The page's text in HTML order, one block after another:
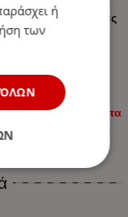
με τις τρέχουσες
ΕC
/ Μηχανήματα
/ Τροχόσπιτα
ή
των